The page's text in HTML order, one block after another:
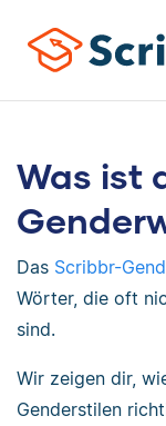
Was ist
Das Scribbr-
Wörter, die oft
sind.
Wir zeigen dir,
Genderstilen